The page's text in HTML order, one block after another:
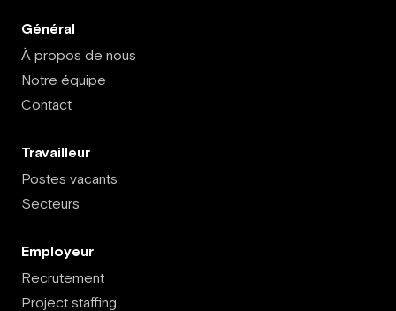
Général
À propos de nous
Notre équipe
Contact
Travailleur
Postes vacants
Secteurs
Employeur
Recrutement
Project staffing